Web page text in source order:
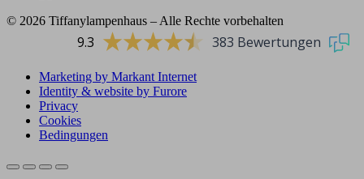
© 2026 Tiffanylampenhaus – Alle Rechte vorbehalten
9.3 383 Bewertungen
Marketing by Markant Internet
Identity & website by Furore
Privacy
Cookies
Bedingungen